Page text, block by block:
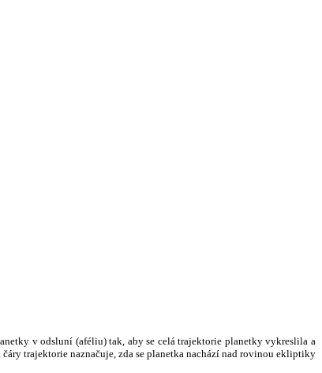
v odsluní (aféliu) tak, aby se celá trajektorie planetky vykreslila a
trajektorie naznačuje, zda se planetka nachází nad rovinou ekliptiky